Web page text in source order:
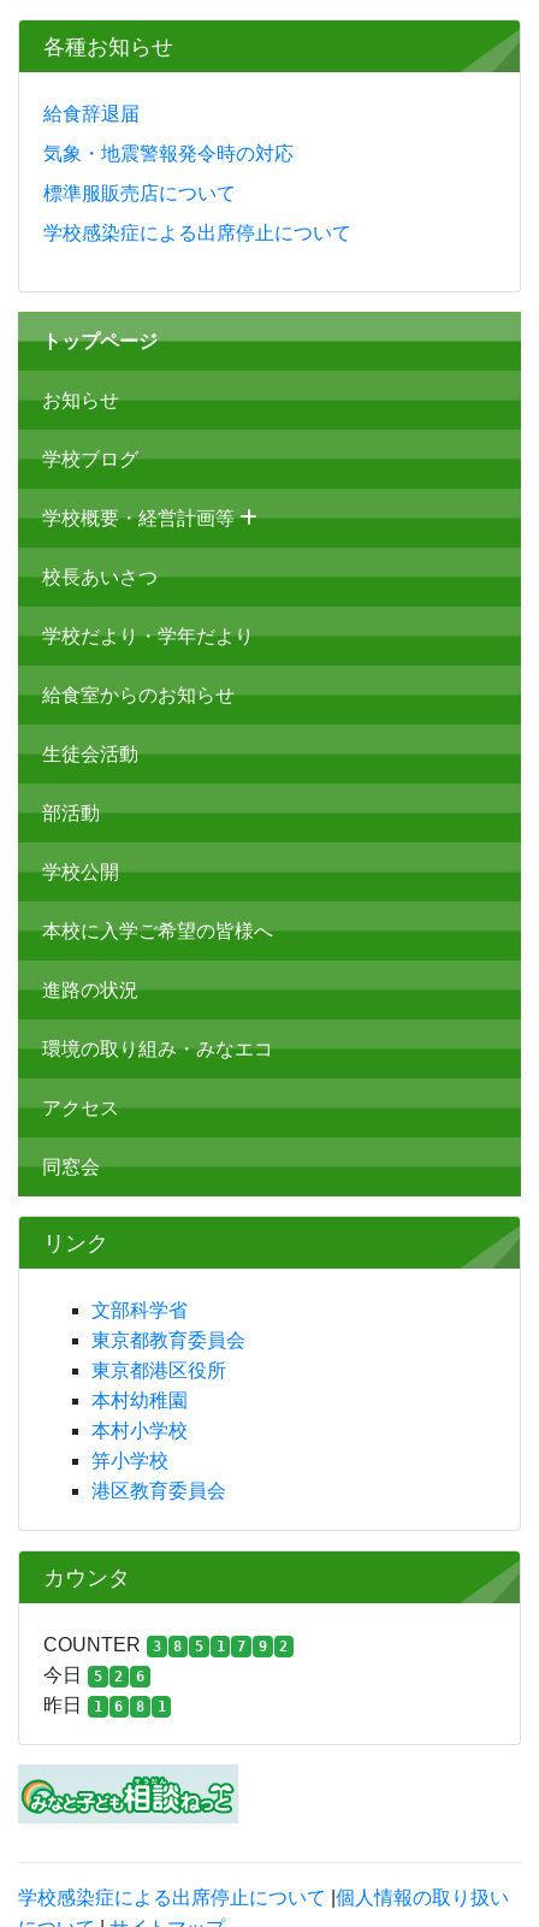
各種お知らせ
給食辞退届
気象・地震警報発令時の対応
標準服販売店について
学校感染症による出席停止について
トップページ
お知らせ
学校ブログ
学校概要・経営計画等
校長あいさつ
学校だより・学年だより
給食室からのお知らせ
生徒会活動
部活動
学校公開
本校に入学ご希望の皆様へ
進路の状況
環境の取り組み・みなエコ
アクセス
同窓会
リンク
文部科学省
東京都教育委員会
東京都港区役所
本村幼稚園
本村小学校
笄小学校
港区教育委員会
カウンタ
COUNTER 3 8 5 1 7 9 2
今日 5 2 6
昨日 1 6 8 1
学校感染症による出席停止について 個人情報の取り扱い